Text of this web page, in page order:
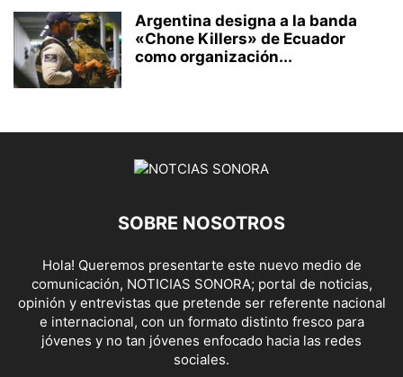
Argentina designa a la banda
«Chone Killers» de Ecuador
como organización...
SOBRE NOSOTROS
Hola! Queremos presentarte este nuevo medio de
comunicación, NOTICIAS SONORA; portal de noticias,
opinión y entrevistas que pretende ser referente nacional
e internacional, con un formato distinto fresco para
jóvenes y no tan jóvenes enfocado hacia las redes
sociales.